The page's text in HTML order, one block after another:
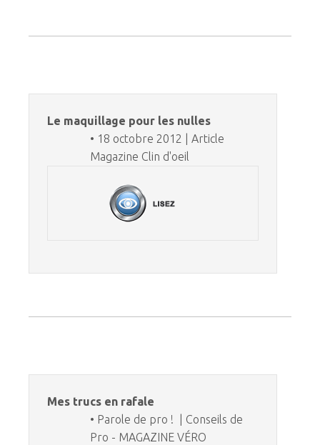
Le maquillage pour les nulles
• 18 octobre 2012 | Article
Magazine Clin d'oeil
Mes trucs en rafale
• Parole de pro ! | Conseils de
Pro - MAGAZINE VÉRO